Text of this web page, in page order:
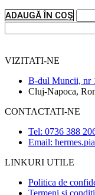
ADAUGĂ ÎN COȘ
VIZITATI-NE
B-dul Muncii, nr
Cluj-Napoca,
CONTACTATI-NE
Tel: 0736 388
Email:
LINKURI UTILE
Politica de
Termeni si